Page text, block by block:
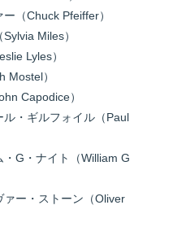
（Chuck Pfeiffer）
Miles）
Lyles）
Mostel）
Capodice）
・ギルフォイル（Paul
G・ナイト（William G
ァー・ストーン（Oliver